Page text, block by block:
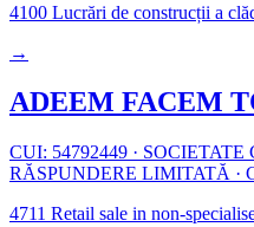
4100 Lucrări de construcții a
→
ADEEM FACEM
CUI: 54792449 ·
RĂSPUNDERE LIMITATĂ ·
4711 Retail sale in non-